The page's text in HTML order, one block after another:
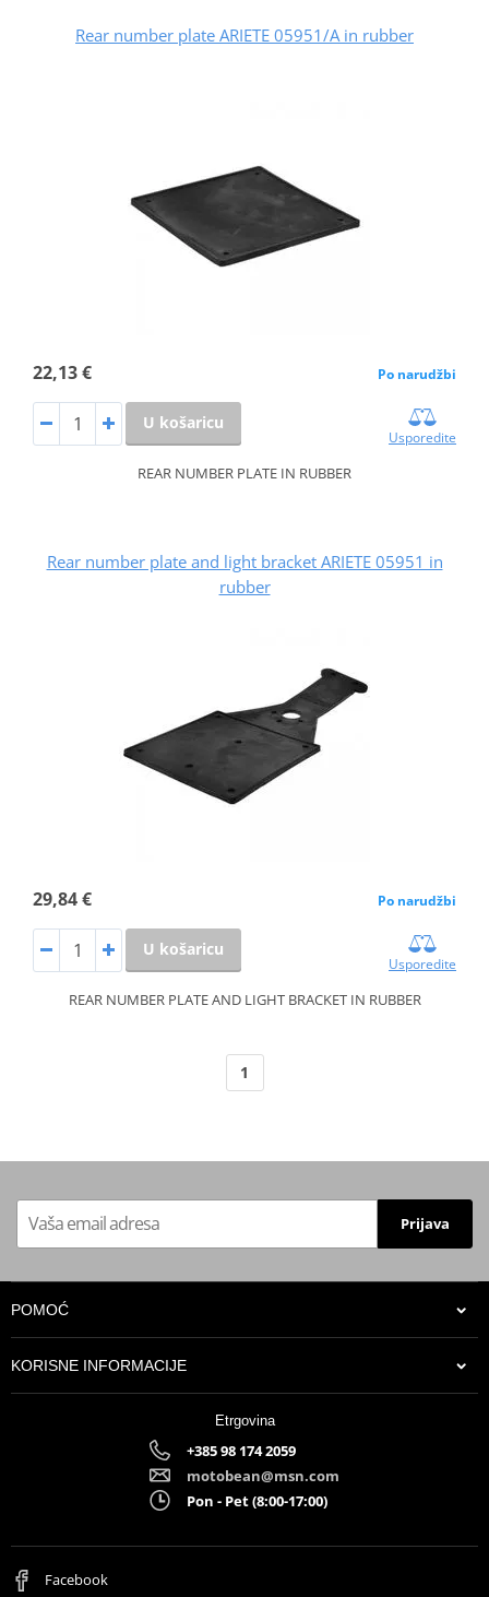
Rear number plate ARIETE 05951/A in rubber
22,13 € Po narudžbi
U košaricu
Usporedite
REAR NUMBER PLATE IN RUBBER
Rear number plate and light bracket ARIETE 05951 in
rubber
29,84 € Po narudžbi
U košaricu
Usporedite
REAR NUMBER PLATE AND LIGHT BRACKET IN RUBBER
1
Prijava
POMOĆ
KORISNE INFORMACIJE
Etrgovina
+385 98 174 2059
motobean@msn.com
Pon - Pet (8:00-17:00)
Facebook